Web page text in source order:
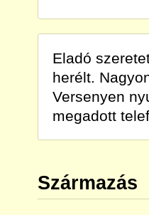
Eladó
herélt.
Versenyen
megadott
Származás